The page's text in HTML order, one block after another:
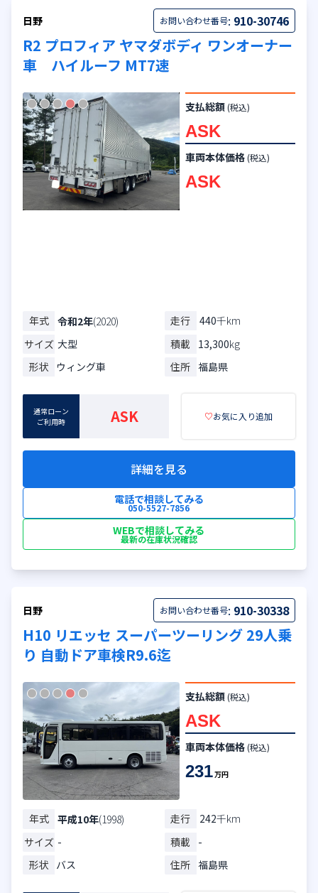
日野 お問い合わせ番号: 910-30746
R2 プロフィア ヤマダボディ ワンオーナー
車 ハイルーフ MT7速
支払総額 (税込)
ASK
車両本体価格 (税込)
ASK
年式 令和2年(2020) 走行 440千km
サイズ 大型 積載 13,300kg
形状
ウィング車 住所 福島県
通常ローン
ご利用時
ASK ♡お気に入り追加
詳細を見る
電話で相談してみる
050-5527-7856
WEBで相談してみる
最新の在庫状況確認
日野 お問い合わせ番号: 910-30338
H10 リエッセ スーパーツーリング 29人乗
り 自動ドア車検R9.6迄
支払総額 (税込)
ASK
車両本体価格 (税込)
231万円
年式 平成10年(1998) 走行 242千km
サイズ - 積載
-
形状 バス 住所 福島県